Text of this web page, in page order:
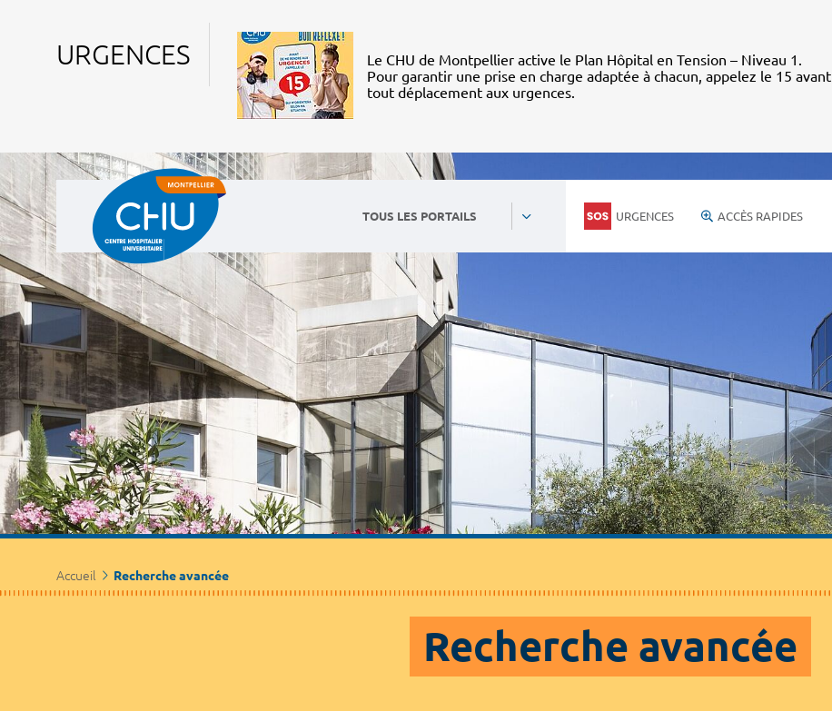
URGENCES
Le CHU de Montpellier active le Plan Hôpital en Tension – Niveau 1.
Pour garantir une prise en charge adaptée à chacun, appelez le 15 avant
tout déplacement aux urgences.
TOUS LES PORTAILS URGENCES ACCÈS RAPIDES
Accueil Recherche avancée
Recherche avancée